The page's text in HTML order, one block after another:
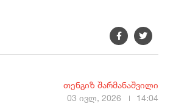
თენგიზ შარმანაშვილი
03 ივლ, 2026
14:04